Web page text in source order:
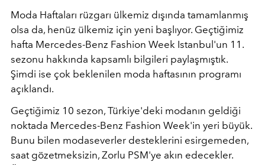
Moda Haftaları rüzgarı ülkemiz dışında tamamlanmış
olsa da, henüz ülkemiz için yeni başlıyor. Geçtiğimiz
hafta Mercedes-Benz Fashion Week Istanbul'un 11.
sezonu hakkında kapsamlı bilgileri paylaşmıştık.
Şimdi ise çok beklenilen moda haftasının programı
açıklandı.
Geçtiğimiz 10 sezon, Türkiye'deki modanın geldiği
noktada Mercedes-Benz Fashion Week'in yeri büyük.
Bunu bilen modaseverler desteklerini esirgemeden,
saat gözetmeksizin, Zorlu PSM'ye akın edecekler.